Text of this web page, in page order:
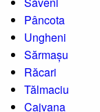
Pâncota
Ungheni
Sărmașu
Răcari
Tălmaciu
Cajvana